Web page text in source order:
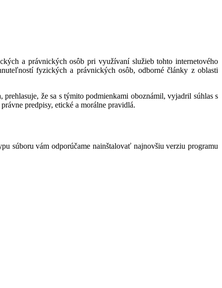
a právnických osôb pri využívaní služieb tohto internetového
fyzických a právnických osôb, odborné články z oblasti
že sa s týmito podmienkami oboznámil, vyjadril súhlas s
predpisy, etické a morálne pravidlá.
súboru vám odporúčame nainštalovať najnovšiu verziu programu